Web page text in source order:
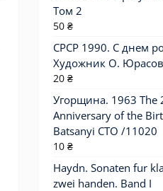
Том 2
50 ₴
СРСР 1990. С днем
Художник О.
20 ₴
Угорщина. 1963 The
Anniversary of the
Batsanyi СТО /11020
10 ₴
Haydn. Sonaten fur
zwei handen. Band I